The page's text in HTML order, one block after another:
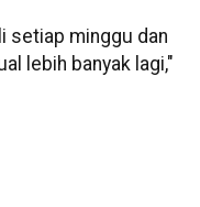
setiap minggu dan
lebih banyak lagi,"